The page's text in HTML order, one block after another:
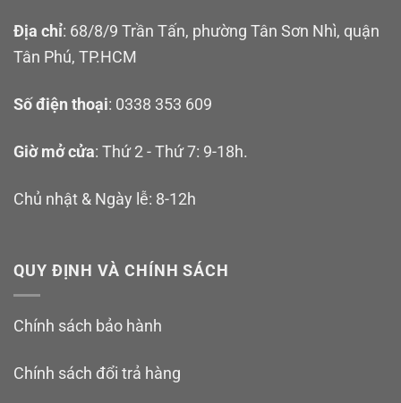
Địa chỉ: 68/8/9 Trần Tấn, phường Tân Sơn Nhì, quận
Tân Phú, TP.HCM
Số điện thoại: 0338 353 609
Giờ mở cửa: Thứ 2 - Thứ 7: 9-18h.
Chủ nhật & Ngày lễ: 8-12h
QUY ĐỊNH VÀ CHÍNH SÁCH
Chính sách bảo hành
Chính sách đổi trả hàng